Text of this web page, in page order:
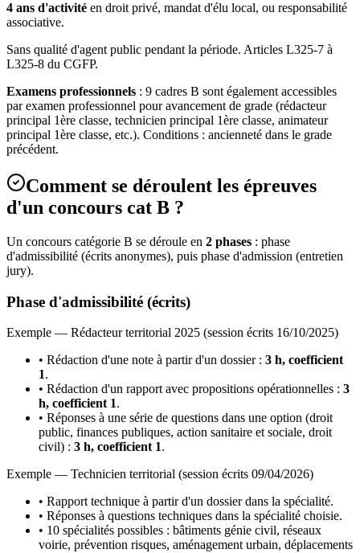
4 ans d'activité en droit privé, mandat d'élu local, ou responsabilité
associative.
Sans qualité d'agent public pendant la période. Articles L325-7 à
L325-8 du CGFP.
Examens professionnels : 9 cadres B sont également accessibles
par examen professionnel pour avancement de grade (rédacteur
principal 1ère classe, technicien principal 1ère classe, animateur
principal 1ère classe, etc.). Conditions : ancienneté dans le grade
précédent.
Comment se déroulent les épreuves
d'un concours cat B ?
Un concours catégorie B se déroule en 2 phases : phase
d'admissibilité (écrits anonymes), puis phase d'admission (entretien
jury).
Phase d'admissibilité (écrits)
Exemple — Rédacteur territorial 2025 (session écrits 16/10/2025)
• Rédaction d'une note à partir d'un dossier : 3 h, coefficient
1.
• Rédaction d'un rapport avec propositions opérationnelles : 3
h, coefficient 1.
• Réponses à une série de questions dans une option (droit
public, finances publiques, action sanitaire et sociale, droit
civil) : 3 h, coefficient 1.
Exemple — Technicien territorial (session écrits 09/04/2026)
• Rapport technique à partir d'un dossier dans la spécialité.
• Réponses à questions techniques dans la spécialité choisie.
• 10 spécialités possibles : bâtiments génie civil, réseaux
voirie, prévention risques, aménagement urbain, déplacements